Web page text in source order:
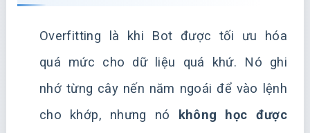
Overfitting là khi Bot được tối ưu hóa
quá mức cho dữ liệu quá khứ. Nó ghi
nhớ từng cây nến năm ngoái để vào lệnh
cho khớp, nhưng nó
không học được